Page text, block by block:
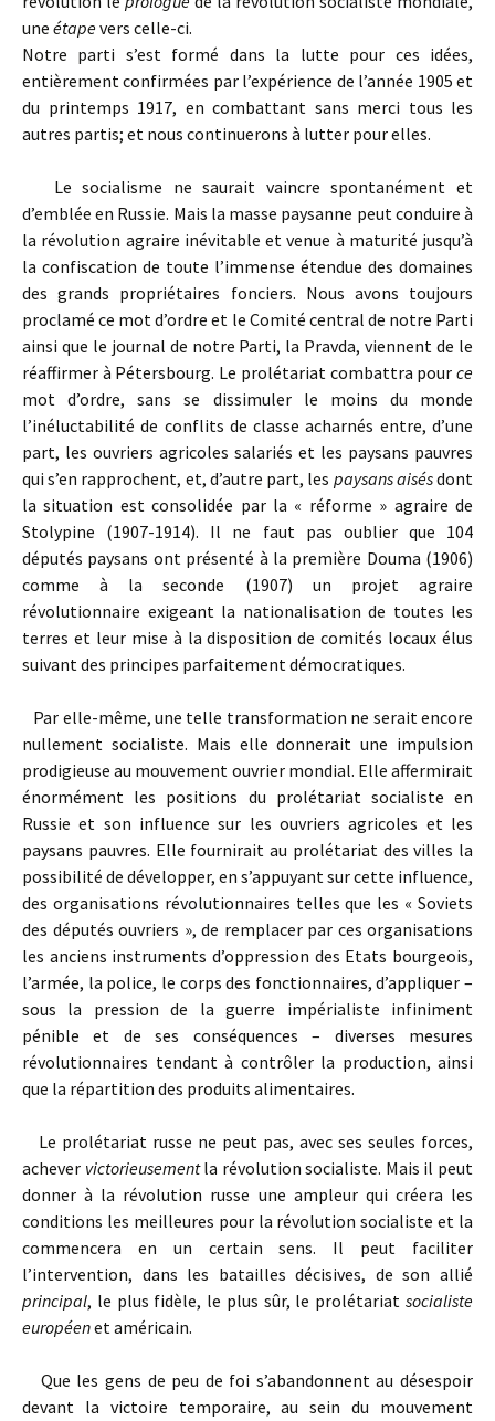
une étapevers celle-ci.
Notre parti s’est formé dans la lutte pour ces idées,
entièrement confirmées par l’expérience de l’année 1905 et
du printemps 1917, en combattant sans merci tous les
autres partis; et nous continuerons à lutter pour elles.
Le socialisme ne saurait vaincre spontanément et
d’emblée en Russie. Mais la masse paysanne peut conduire à
la révolution agraire inévitable et venue à maturité jusqu’à
la confiscation de toute l’immense étendue des domaines
des grands propriétaires fonciers. Nous avons toujours
proclamé ce mot d’ordre et le Comité central de notre Parti
ainsi que le journal de notre Parti, la Pravda, viennent de le
réaffirmer à Pétersbourg. Le prolétariat combattra pour ce
mot d’ordre, sans se dissimuler le moins du monde
l’inéluctabilité de conflits de classe acharnés entre, d’une
part, les ouvriers agricoles salariés et les paysans pauvres
qui s’en rapprochent, et, d’autre part, les paysans aisésdont
la situation est consolidée par la « réforme » agraire de
Stolypine (1907-1914). Il ne faut pas oublier que 104
députés paysans ont présenté à la première Douma (1906)
comme à la seconde (1907) un projet agraire
révolutionnaire exigeant la nationalisation de toutes les
terres et leur mise à la disposition de comités locaux élus
suivant des principes parfaitement démocratiques.
Par elle-même, une telle transformation ne serait encore
nullement socialiste. Mais elle donnerait une impulsion
prodigieuse au mouvement ouvrier mondial. Elle affermirait
énormément les positions du prolétariat socialiste en
Russie et son influence sur les ouvriers agricoles et les
paysans pauvres. Elle fournirait au prolétariat des villes la
possibilité de développer, en s’appuyant sur cette influence,
des organisations révolutionnaires telles que les « Soviets
des députés ouvriers », de remplacer par ces organisations
les anciens instruments d’oppression des Etats bourgeois,
l’armée, la police, le corps des fonctionnaires, d’appliquer –
sous la pression de la guerre impérialiste infiniment
pénible et de ses conséquences – diverses mesures
révolutionnaires tendant à contrôler la production, ainsi
que la répartition des produits alimentaires.
Le prolétariat russe ne peut pas, avec ses seules forces,
achever victorieusementla révolution socialiste. Mais il peut
donner à la révolution russe une ampleur qui créera les
conditions les meilleures pour la révolution socialiste et la
commencera en un certain sens. Il peut faciliter
l’intervention, dans les batailles décisives, de son allié
principal, le plus fidèle, le plus sûr, le prolétariat socialiste
européenet américain.
Que les gens de peu de foi s’abandonnent au désespoir
devant la victoire temporaire, au sein du mouvement